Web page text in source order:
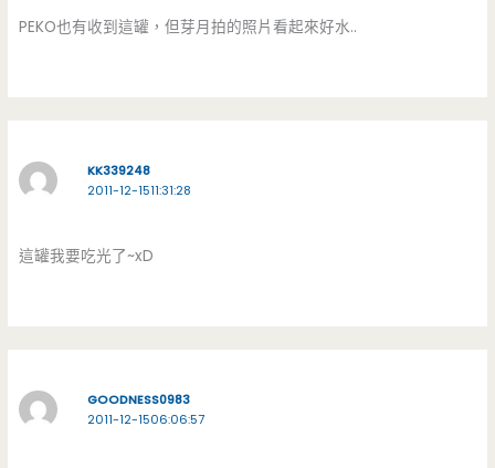
PEKO也有收到這罐，但芽月拍的照片看起來好水..
KK339248
2011-12-1511:31:28
這罐我要吃光了~xD
GOODNESS0983
2011-12-1506:06:57